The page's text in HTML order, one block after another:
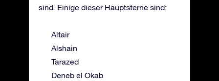
sind. Einige dieser Hauptsterne sind:
Altair
Alshain
Tarazed
Deneb el Okab